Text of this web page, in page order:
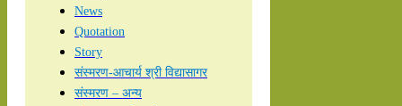
News
Quotation
Story
संस्मरण-आचार्य श्री विद्यासागर
संस्मरण – अन्य